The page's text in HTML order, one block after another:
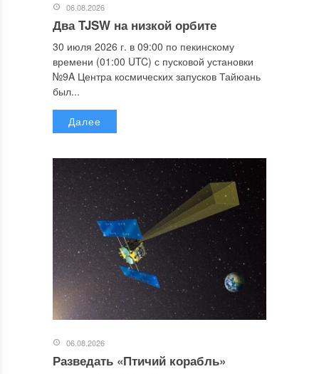
06.08.2026
Два TJSW на низкой орбите
30 июля 2026 г. в 09:00 по пекинскому
времени (01:00 UTC) с пусковой установки
№9A Центра космических запусков Тайюань
был...
Далее
06.08.2026
Разведать «Птичий корабль»